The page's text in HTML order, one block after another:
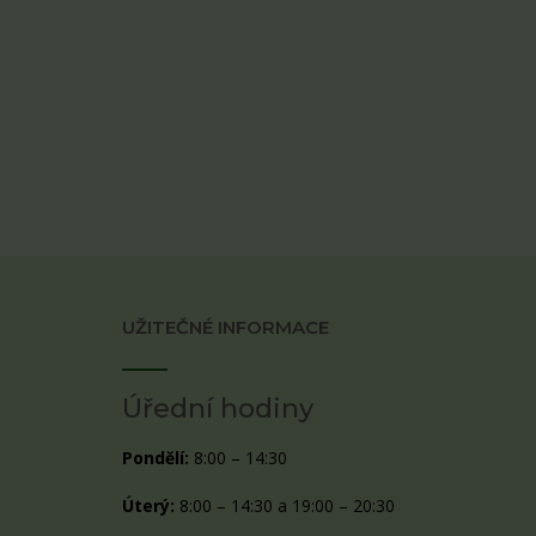
UŽITEČNÉ INFORMACE
Úřední hodiny
Pondělí: 8:00 – 14:30
Úterý: 8:00 – 14:30 a 19:00 – 20:30